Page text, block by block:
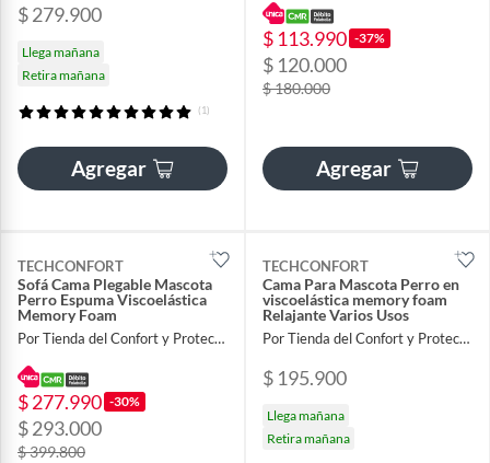
$ 279.900
Llega mañana
Retira mañana
(1)
Agregar
$ 113.990 -37%
$ 120.000
$ 180.000
Agregar
TECHCONFORT
Sofá Cama Plegable Mascota
Perro Espuma Viscoelástica
Memory Foam
Por Tienda del Confort y Proteccion
$ 277.990 -30%
$ 293.000
$ 399.800
TECHCONFORT
Cama Para Mascota Perro en
viscoelástica memory foam
Relajante Varios Usos
Por Tienda del Confort y Proteccion
$ 195.900
Llega mañana
Retira mañana